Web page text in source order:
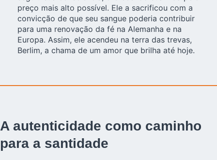
preço mais alto possível. Ele a sacrificou com a
convicção de que seu sangue poderia contribuir
para uma renovação da fé na Alemanha e na
Europa. Assim, ele acendeu na terra das trevas,
Berlim, a chama de um amor que brilha até hoje.
A autenticidade como caminho
para a santidade